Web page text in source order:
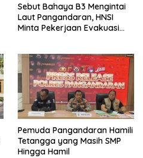
Sebut Bahaya B3 Mengintai
Laut Pangandaran, HNSI
Minta Pekerjaan Evakuasi
Pemuda Pangandaran Hamili
Tetangga yang Masih SMP
Hingga Hamil